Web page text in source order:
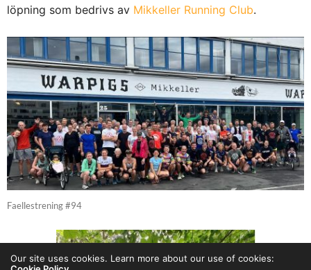
löpning som bedrivs av Mikkeller Running Club.
Faellestrening #94
Our site uses cookies. Learn more about our use of cookies: